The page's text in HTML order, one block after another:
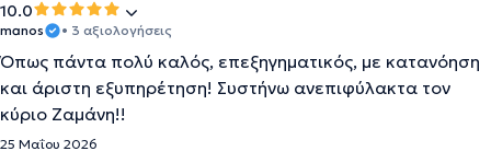
10.0
manos • 3 αξιολογήσεις
Όπως πάντα πολύ καλός, επεξηγηματικός, με κατανόηση
και άριστη εξυπηρέτηση! Συστήνω ανεπιφύλακτα τον
κύριο Ζαμάνη!!
25 Μαΐου 2026